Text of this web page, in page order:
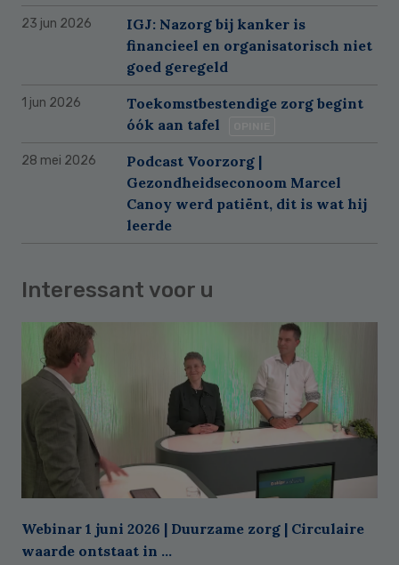
23 jun 2026
IGJ: Nazorg bij kanker is
financieel en organisatorisch niet
goed geregeld
1 jun 2026
Toekomstbestendige zorg begint
óók aan tafel
28 mei 2026
Podcast Voorzorg |
Gezondheidseconoom Marcel
Canoy werd patiënt, dit is wat hij
leerde
Interessant voor u
Webinar 1 juni 2026 | Duurzame zorg | Circulaire
waarde ontstaat in ...